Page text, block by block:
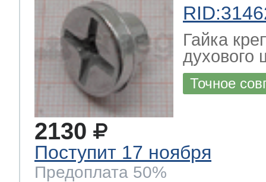
Гайка
духового
Точное
2130
Поступит 17 ноября
Предоплата 50%